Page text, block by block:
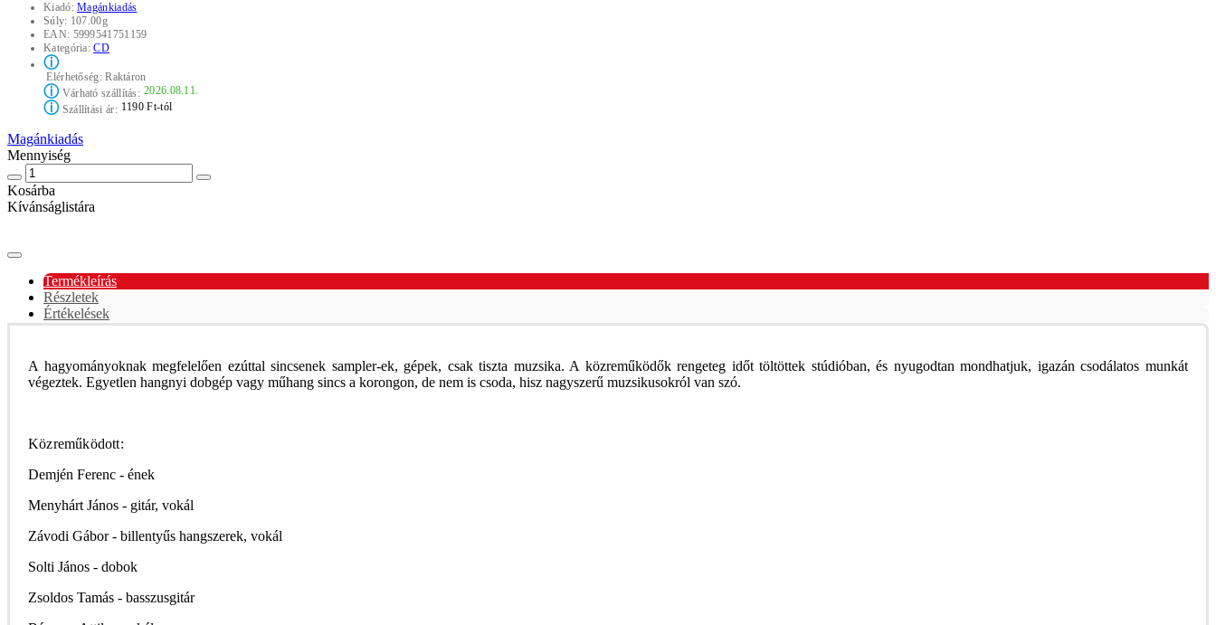
Kiadó:Magánkiadás
Súly: 107.00g
EAN: 5999541751159
Kategória:CD
ⓘ
Elérhetőség:Raktáron
ⓘVárható szállítás: 2026.08.11.
ⓘSzállítási ár: 1190 Ft-tól
Magánkiadás
Mennyiség
Kosárba
Kívánságlistára
Termékleírás
Részletek
Értékelések
A hagyományoknak megfelelően ezúttal sincsenek sampler-ek, gépek, csak tiszta muzsika. A közreműködők rengeteg időt töltöttek stúdióban, és nyugodtan mondhatjuk, igazán csodálatos munkát
végeztek. Egyetlen hangnyi dobgép vagy műhang sincs a korongon, de nem is csoda, hisz nagyszerű muzsikusokról van szó.
Közreműködott:
Demjén Ferenc - ének
Menyhárt János - gitár, vokál
Závodi Gábor - billentyűs hangszerek, vokál
Solti János - dobok
Zsoldos Tamás - basszusgitár